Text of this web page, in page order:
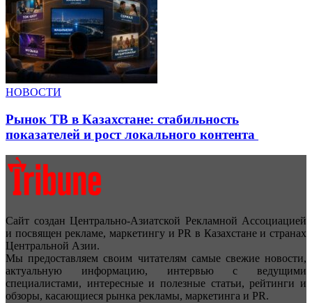
НОВОСТИ
Рынок ТВ в Казахстане: стабильность
показателей и рост локального контента
Сайт создан Центрально-Азиатской Рекламной Ассоциацией
и посвящен рекламе, маркетингу и PR в Казахстане и странах
Центральной Азии.
Мы предоставляем своим читателям самые свежие новости,
актуальную информацию, интервью с ведущими
специалистами, интересные и полезные статьи, рейтинги и
обзоры, касающиеся рынка рекламы, маркетинга и PR.